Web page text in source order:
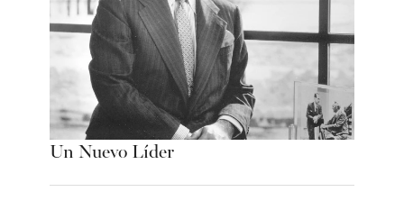
Un Nuevo Líder